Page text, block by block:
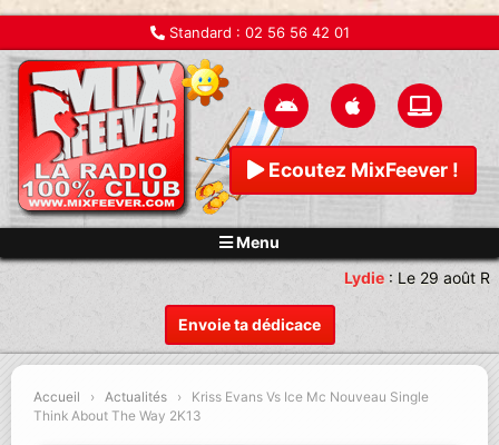
Standard : 02 56 56 42 01
Ecoutez MixFeever !
Menu
Envoie ta dédicace
Lydie: Le 29 août
Accueil › Actualités ›
Kriss Evans Vs Ice Mc Nouveau Single
Think About The Way 2K13